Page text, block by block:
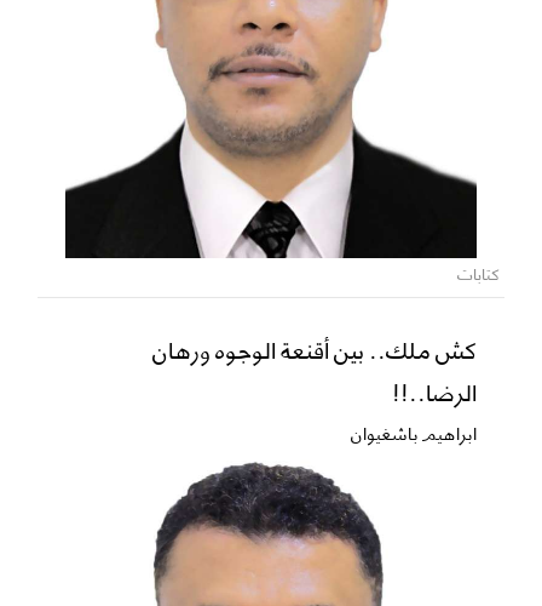
كتابات
كش ملك.. بين أقنعة الوجوه ورهان
الرضا..!!
ابراهيم باشغيوان